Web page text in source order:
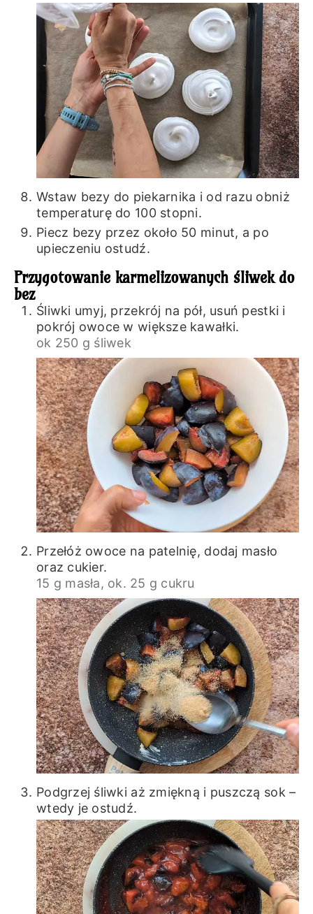
Wstaw bezy do piekarnika i od razu obniż
temperaturę do 100 stopni.
Piecz bezy przez około 50 minut, a po
upieczeniu ostudź.
Przygotowanie karmelizowanych śliwek do
bez
Śliwki umyj, przekrój na pół, usuń pestki i
pokrój owoce w większe kawałki.
ok 250 g śliwek
Przełóż owoce na patelnię, dodaj masło
oraz cukier.
15 g masła, ok. 25 g cukru
Podgrzej śliwki aż zmiękną i puszczą sok –
wtedy je ostudź.